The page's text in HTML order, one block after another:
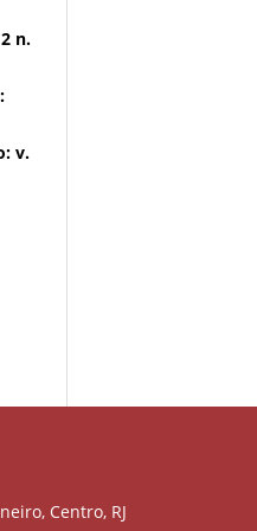
n.
v.
Centro, RJ